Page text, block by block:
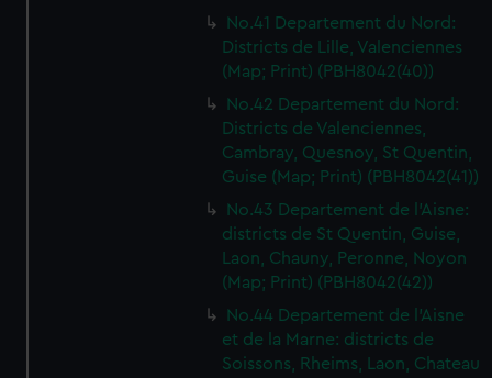
No.41 Departement du Nord:
Districts de Lille, Valenciennes
(Map; Print) (PBH8042(40))
No.42 Departement du Nord:
Districts de Valenciennes,
Cambray, Quesnoy, St Quentin,
Guise (Map; Print) (PBH8042(41))
No.43 Departement de l'Aisne:
districts de St Quentin, Guise,
Laon, Chauny, Peronne, Noyon
(Map; Print) (PBH8042(42))
No.44 Departement de l'Aisne
et de la Marne: districts de
Soissons, Rheims, Laon, Chateau